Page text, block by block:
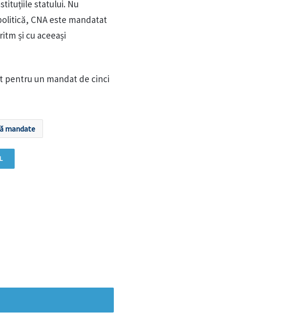
statului. Nu
CNA este mandatat
și cu aceeași
pentru un mandat de cinci
mandate